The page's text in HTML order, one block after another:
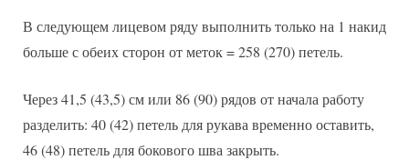
В следующем лицевом ряду выполнить только на 1 накид
больше с обеих сторон от меток = 258 (270) петель.
Через 41,5 (43,5) см или 86 (90) рядов от начала работу
разделить: 40 (42) петель для рукава временно оставить,
46 (48) петель для бокового шва закрыть.